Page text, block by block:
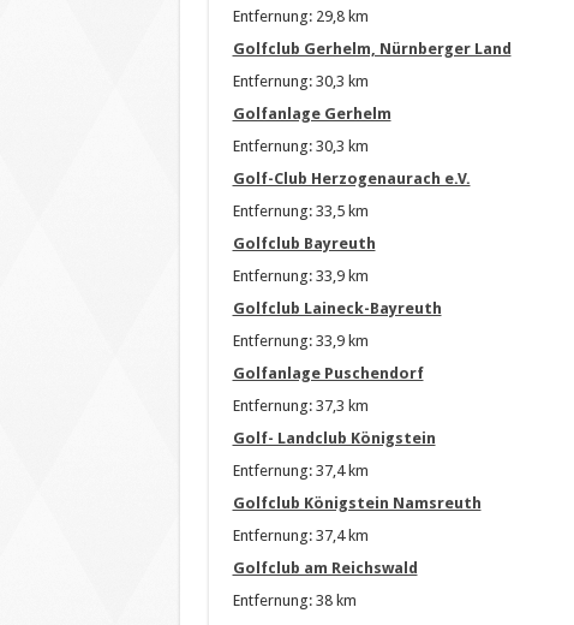
Entfernung: 29,8 km
Golfclub Gerhelm, Nürnberger Land
Entfernung: 30,3 km
Golfanlage Gerhelm
Entfernung: 30,3 km
Golf-Club Herzogenaurach e.V.
Entfernung: 33,5 km
Golfclub Bayreuth
Entfernung: 33,9 km
Golfclub Laineck-Bayreuth
Entfernung: 33,9 km
Golfanlage Puschendorf
Entfernung: 37,3 km
Golf- Landclub Königstein
Entfernung: 37,4 km
Golfclub Königstein Namsreuth
Entfernung: 37,4 km
Golfclub am Reichswald
Entfernung: 38 km